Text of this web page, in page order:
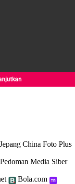
Jepang China Foto Plus
Pedoman Media Siber
Bola.com